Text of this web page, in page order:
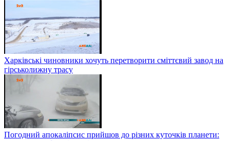
Харківські чиновники хочуть перетворити сміттєвий завод на
гірськолижну трасу
Погодний апокаліпсис прийшов до різних куточків планети: